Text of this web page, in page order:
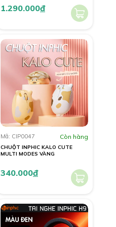
1.290.000đ
Mã: CIP0047 Còn hàng
CHUỘT INPHIC KALO CUTE
MULTI MODES VÀNG
340.000đ